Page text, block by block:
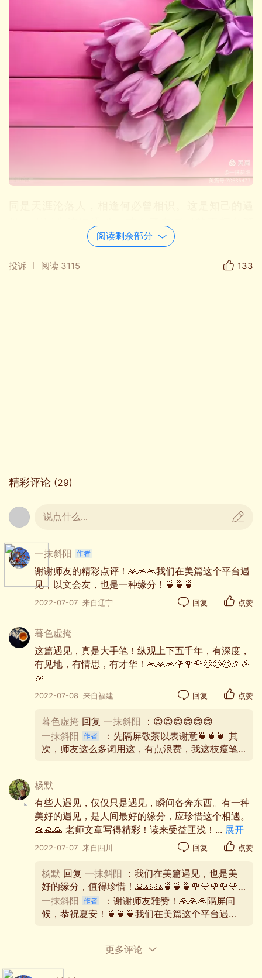
夜雨时。纵然山重水复，这颗心早已飞到了你的身
边，这是在追求中遇见。
阅读剩余部分
投诉 阅读 3115 133
精彩评论 (29)
说点什么...
一抹斜阳
谢谢师友的精彩点评！🙏🙏🙏我们在美篇这个平台遇
见，以文会友，也是一种缘分！🍵🍵🍵
2022-07-07 来自辽宁 回复 点赞
暮色虚掩
这篇遇见，真是大手笔！纵观上下五千年，有深度，
有见地，有情思，有才华！🙏🙏🙏🌹🌹🌹😊😊😊🎉🎉
🎉
2022-07-08 来自福建 回复 点赞
暮色虚掩 回复 一抹斜阳
：😊😊😊😊😊😊
一抹斜阳
：先隔屏敬茶以表谢意🍵🍵🍵 其
次，师友这么多词用这，有点浪费，我这枝瘦笔
杨默
有些人遇见，仅仅只是遇见，瞬间各奔东西。有一种
美好的遇见，是人间最好的缘分，应珍惜这个相遇。
🙏🙏🙏 老师文章写得精彩！读来受益匪浅！ ... 展开
2022-07-07 来自四川 回复 点赞
杨默 回复 一抹斜阳
：我们在美篇遇见，也是美
好的缘分，值得珍惜！🙏🙏🙏🍵🍵🍵🌹🌹🌹🌹🌹
🌹
一抹斜阳
：谢谢师友雅赞！🙏🙏🙏隔屏问
候，恭祝夏安！🍵🍵🍵我们在美篇这个平台遇
更多评论